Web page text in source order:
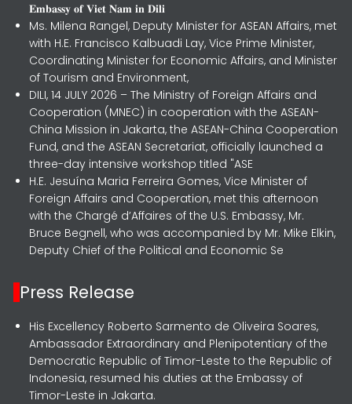
𝐄𝐦𝐛𝐚𝐬𝐬𝐲 𝐨𝐟 𝐕𝐢𝐞𝐭 𝐍𝐚𝐦 𝐢𝐧 𝐃𝐢𝐥𝐢
Ms. Milena Rangel, Deputy Minister for ASEAN Affairs, met
with H.E. Francisco Kalbuadi Lay, Vice Prime Minister,
Coordinating Minister for Economic Affairs, and Minister
of Tourism and Environment,
DILI, 14 JULY 2026 – The Ministry of Foreign Affairs and
Cooperation (MNEC) in cooperation with the ASEAN-
China Mission in Jakarta, the ASEAN-China Cooperation
Fund, and the ASEAN Secretariat, officially launched a
three-day intensive workshop titled "ASE
H.E. Jesuína Maria Ferreira Gomes, Vice Minister of
Foreign Affairs and Cooperation, met this afternoon
with the Chargé d’Affaires of the U.S. Embassy, Mr.
Bruce Begnell, who was accompanied by Mr. Mike Elkin,
Deputy Chief of the Political and Economic Se
Press Release
His Excellency Roberto Sarmento de Oliveira Soares,
Ambassador Extraordinary and Plenipotentiary of the
Democratic Republic of Timor-Leste to the Republic of
Indonesia, resumed his duties at the Embassy of
Timor-Leste in Jakarta.